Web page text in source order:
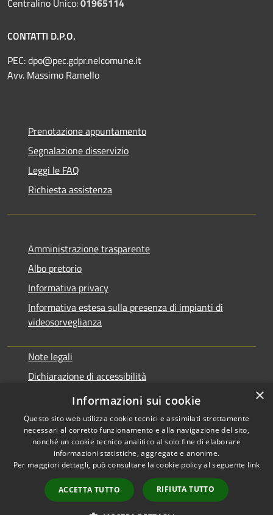
Centralino Unico:01965114
CONTATTI D.P.O.
PEC:dpo@pec.gdpr.nelcomune.it
Avv. Massimo Ramello
Prenotazione appuntamento
Segnalazione disservizio
Leggi le FAQ
Richiesta assistenza
Amministrazione trasparente
Albo pretorio
Informativa privacy
Informativa estesa sulla presenza di impianti di
videosorveglianza
Note legali
Dichiarazione di accessibilità
Obbiettivi di accessibilità
Accessibilità
Copyright © 2026 • Comune di
Rialto • Powered by
Municipium•
Accesso
redazione
×
Informazioni sui cookie
Questo sito web utilizza cookie tecnici e assimilati strettamente
necessari al corretto funzionamento e alla navigazione del sito,
nonché un cookie tecnico analitico al solo fine di elaborare
informazioni statistiche, aggregate e anonime.
Per maggiori dettagli, può consultare la cookie policy al seguente link
ACCETTA TUTTO RIFIUTA TUTTO